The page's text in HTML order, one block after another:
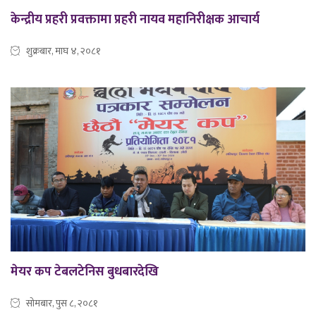
केन्द्रीय प्रहरी प्रवक्तामा प्रहरी नायव महानिरीक्षक आचार्य
शुक्रबार, माघ ४, २०८१
मेयर कप टेबलटेनिस बुधबारदेखि
सोमबार, पुस ८, २०८१